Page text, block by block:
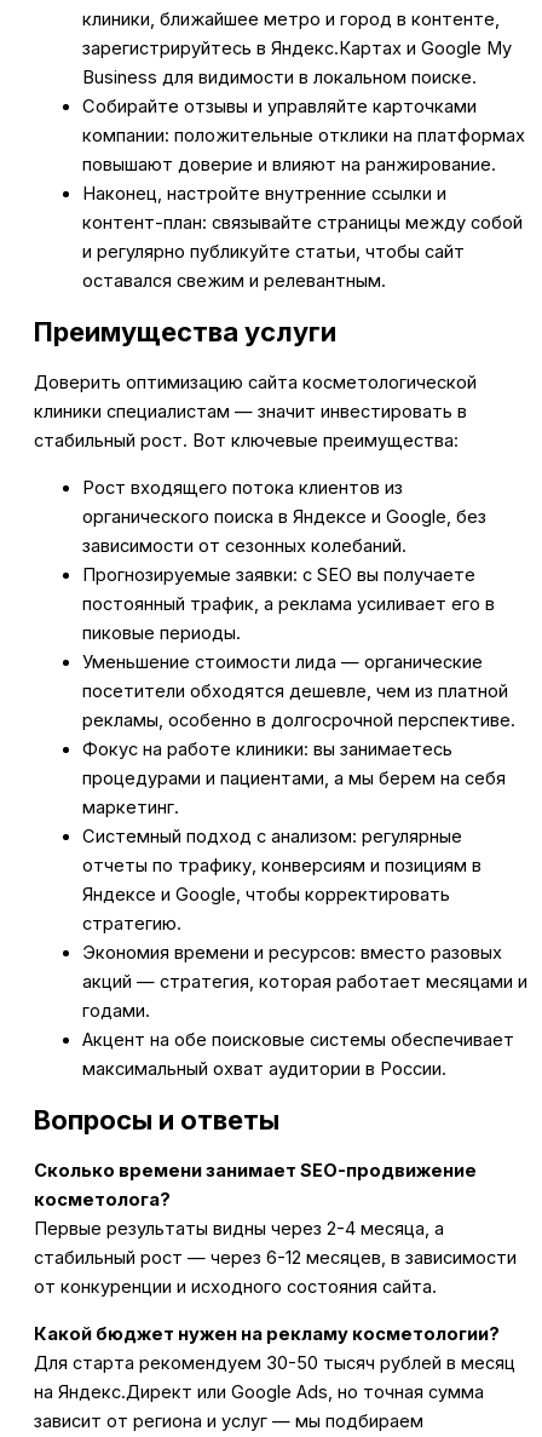
клиники, ближайшее метро и город в контенте,
зарегистрируйтесь в Яндекс.Картах и Google My
Business для видимости в локальном поиске.
Собирайте отзывы и управляйте карточками
компании: положительные отклики на платформах
повышают доверие и влияют на ранжирование.
Наконец, настройте внутренние ссылки и
контент-план: связывайте страницы между собой
и регулярно публикуйте статьи, чтобы сайт
оставался свежим и релевантным.
Преимущества услуги
Доверить оптимизацию сайта косметологической
клиники специалистам — значит инвестировать в
стабильный рост. Вот ключевые преимущества:
Рост входящего потока клиентов из
органического поиска в Яндексе и Google, без
зависимости от сезонных колебаний.
Прогнозируемые заявки: с SEO вы получаете
постоянный трафик, а реклама усиливает его в
пиковые периоды.
Уменьшение стоимости лида — органические
посетители обходятся дешевле, чем из платной
рекламы, особенно в долгосрочной перспективе.
Фокус на работе клиники: вы занимаетесь
процедурами и пациентами, а мы берем на себя
маркетинг.
Системный подход с анализом: регулярные
отчеты по трафику, конверсиям и позициям в
Яндексе и Google, чтобы корректировать
стратегию.
Экономия времени и ресурсов: вместо разовых
акций — стратегия, которая работает месяцами и
годами.
Акцент на обе поисковые системы обеспечивает
максимальный охват аудитории в России.
Вопросы и ответы
Сколько времени занимает SEO-продвижение
косметолога?
Первые результаты видны через 2-4 месяца, а
стабильный рост — через 6-12 месяцев, в зависимости
от конкуренции и исходного состояния сайта.
Какой бюджет нужен на рекламу косметологии?
Для старта рекомендуем 30-50 тысяч рублей в месяц
на Яндекс.Директ или Google Ads, но точная сумма
зависит от региона и услуг — мы подбираем